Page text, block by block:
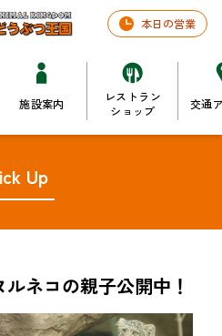
本日の営業
施設案内
レストラン
ショップ
交通
Up
ルネコの親子公開中！